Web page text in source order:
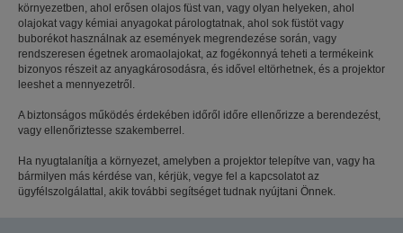
környezetben, ahol erősen olajos füst van, vagy olyan helyeken, ahol
olajokat vagy kémiai anyagokat párologtatnak, ahol sok füstöt vagy
buborékot használnak az események megrendezése során, vagy
rendszeresen égetnek aromaolajokat, az fogékonnyá teheti a termékeink
bizonyos részeit az anyagkárosodásra, és idővel eltörhetnek, és a projektor
leeshet a mennyezetről.
A biztonságos működés érdekében időről időre ellenőrizze a berendezést,
vagy ellenőriztesse szakemberrel.
Ha nyugtalanítja a környezet, amelyben a projektor telepítve van, vagy ha
bármilyen más kérdése van, kérjük, vegye fel a kapcsolatot az
ügyfélszolgálattal, akik további segítséget tudnak nyújtani Önnek.